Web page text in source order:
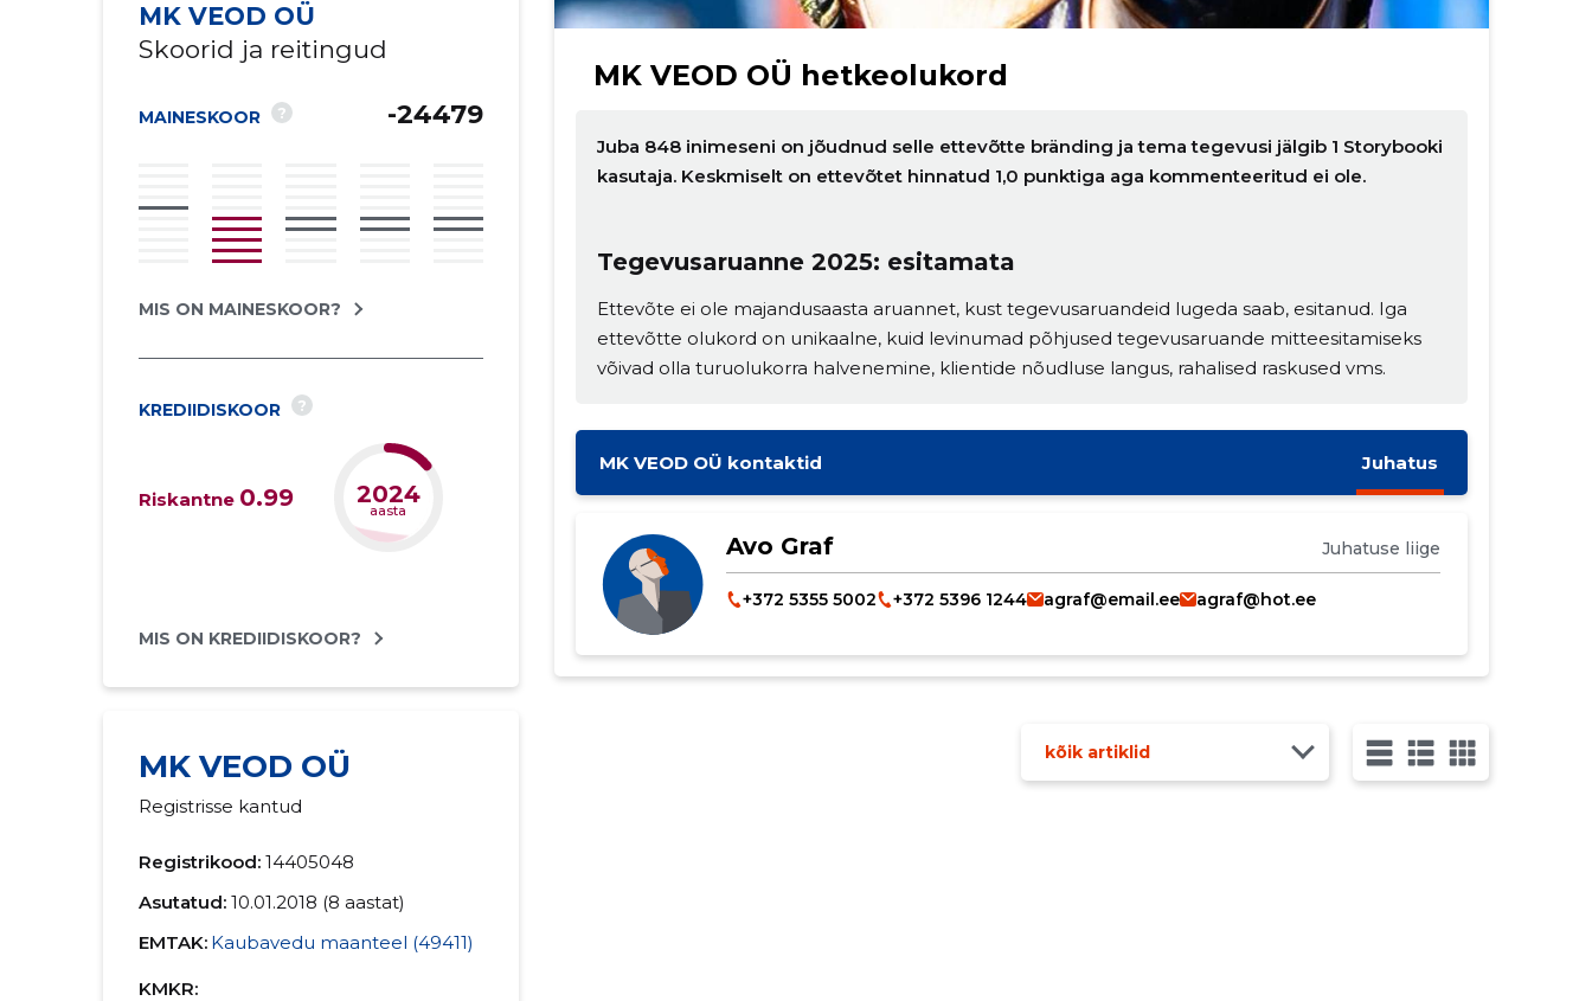
MK VEOD OÜ
Skoorid ja reitingud
MAINESKOOR ? -24479
MIS ON MAINESKOOR?
KREDIIDISKOOR ?
Riskantne 0.99 2026
aasta
MIS ON KREDIIDISKOOR?
MK VEOD OÜ
Registrisse kantud
Registrikood: 14405048
Asutatud: 10.01.2018 (8 aastat)
EMTAK: Kaubavedu maanteel (49411)
KMKR:
MK VEOD OÜ hetkeolukord
Juba 848 inimeseni on jõudnud selle ettevõtte bränding ja tema tegevusi jälgib 1 Storybooki
kasutaja. Keskmiselt on ettevõtet hinnatud 1,0 punktiga aga kommenteeritud ei ole.
Tegevusaruanne 2025: esitamata
Ettevõte ei ole majandusaasta aruannet, kust tegevusaruandeid lugeda saab, esitanud. Iga
ettevõtte olukord on unikaalne, kuid levinumad põhjused tegevusaruande mitteesitamiseks
võivad olla turuolukorra halvenemine, klientide nõudluse langus, rahalised raskused vms.
MK VEOD OÜ kontaktid Juhatus
Avo Graf Juhatuse liige
+372 5355 5002 +372 5396 1244 agraf@email.ee agraf@hot.ee
kõik artiklid